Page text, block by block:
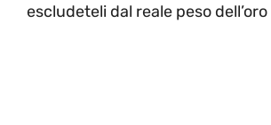
escludeteli dal reale peso